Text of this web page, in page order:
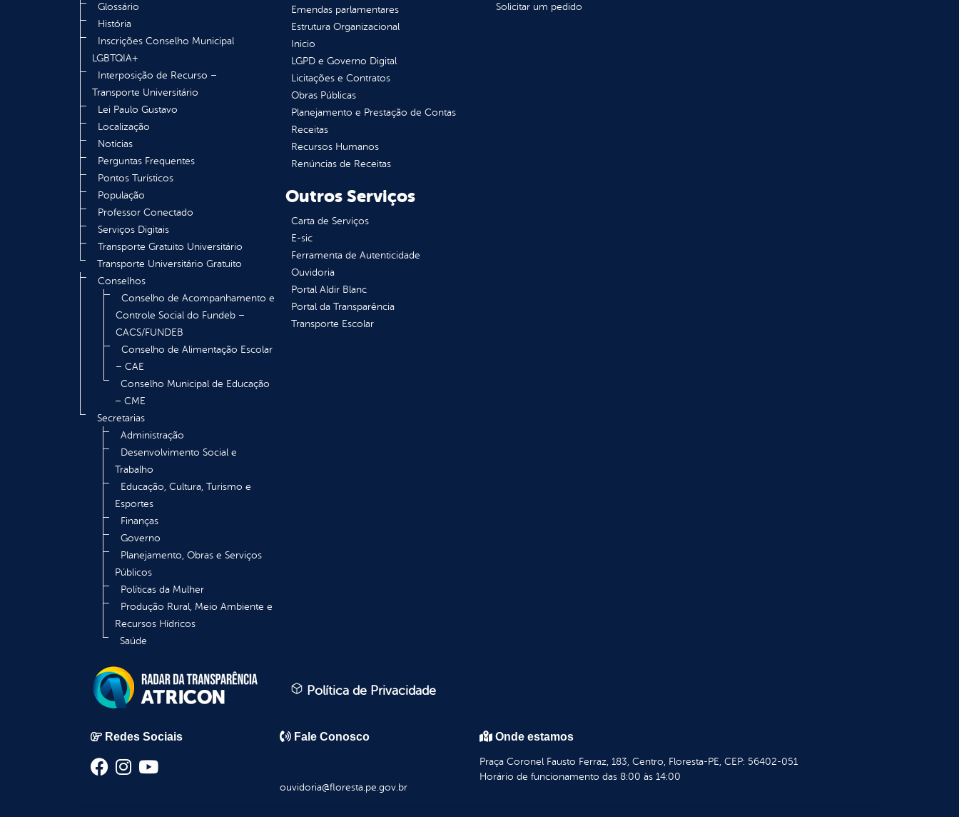
Glossário
História
Inscrições Conselho Municipal
LGBTQIA+
Interposição de Recurso –
Transporte Universitário
Lei Paulo Gustavo
Localização
Notícias
Perguntas Frequentes
Pontos Turísticos
População
Professor Conectado
Serviços Digitais
Transporte Gratuito Universitário
Transporte Universitário Gratuito
Conselhos
Conselho de Acompanhamento e
Controle Social do Fundeb –
CACS/FUNDEB
Conselho de Alimentação Escolar
– CAE
Conselho Municipal de Educação
– CME
Secretarias
Administração
Desenvolvimento Social e
Trabalho
Educação, Cultura, Turismo e
Esportes
Finanças
Governo
Planejamento, Obras e Serviços
Públicos
Políticas da Mulher
Produção Rural, Meio Ambiente e
Recursos Hídricos
Saúde
Emendas parlamentares
Estrutura Organizacional
Inicio
LGPD e Governo Digital
Licitações e Contratos
Obras Públicas
Planejamento e Prestação de Contas
Receitas
Recursos Humanos
Renúncias de Receitas
Solicitar um pedido
Outros Serviços
Carta de Serviços
E-sic
Ferramenta de Autenticidade
Ouvidoria
Portal Aldir Blanc
Portal da Transparência
Transporte Escolar
Política de Privacidade
Redes Sociais Fale Conosco
ouvidoria@floresta.pe.gov.br
Onde estamos
Praça Coronel Fausto Ferraz, 183, Centro, Floresta-PE, CEP: 56402-051
Horário de funcionamento das 8:00 às 14:00